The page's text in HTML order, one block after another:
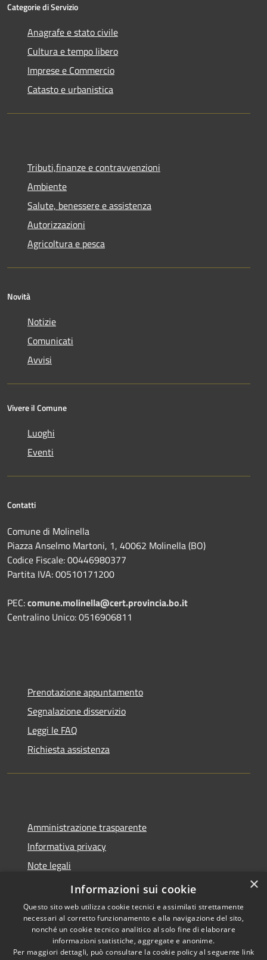
Categorie di Servizio
Anagrafe e stato civile
Cultura e tempo libero
Imprese e Commercio
Catasto e urbanistica
Tributi,finanze e contravvenzioni
Ambiente
Salute, benessere e assistenza
Autorizzazioni
Agricoltura e pesca
Novità
Notizie
Comunicati
Avvisi
Vivere il Comune
Luoghi
Eventi
Contatti
Comune di Molinella
Piazza Anselmo Martoni, 1, 40062 Molinella (BO)
Codice Fiscale: 00446980377
Partita IVA: 00510171200
PEC:comune.molinella@cert.provincia.bo.it
Centralino Unico: 0516906811
Prenotazione appuntamento
Segnalazione disservizio
Leggi le FAQ
Richiesta assistenza
Amministrazione trasparente
Informativa privacy
Note legali
Dichiarazione di accessibilità
Copyright © 2026 • Comune di
×
Informazioni sui cookie
Questo sito web utilizza cookie tecnici e assimilati strettamente
necessari al corretto funzionamento e alla navigazione del sito,
nonché un cookie tecnico analitico al solo fine di elaborare
informazioni statistiche, aggregate e anonime.
Per maggiori dettagli, può consultare la cookie policy al seguente link